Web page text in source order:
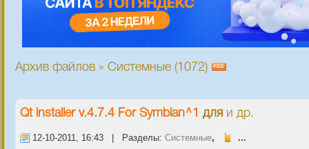
Архив файлов » Системные (1072)
Qt installer v.4.7.4 For Symbian^1 для и др.
12-10-2011, 16:43 | Разделы: Системные, ...